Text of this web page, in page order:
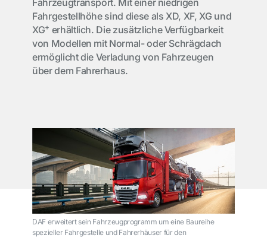
Fahrzeugtransport. Mit einer niedrigen
Fahrgestellhöhe sind diese als XD, XF, XG und
XG+ erhältlich. Die zusätzliche Verfügbarkeit
von Modellen mit Normal- oder Schrägdach
ermöglicht die Verladung von Fahrzeugen
über dem Fahrerhaus.
DAF erweitert sein Fahrzeugprogramm um eine Baureihe
spezieller Fahrgestelle und Fahrerhäuser für den